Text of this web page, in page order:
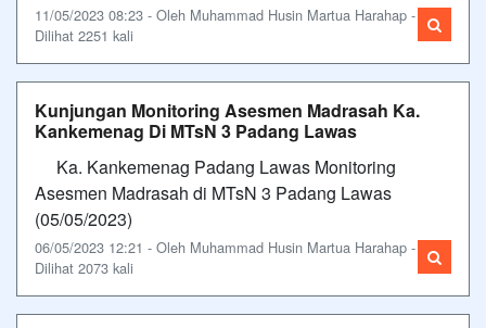
11/05/2023 08:23 - Oleh Muhammad Husin Martua Harahap -
Dilihat 2251 kali
Kunjungan Monitoring Asesmen Madrasah Ka.
Kankemenag Di MTsN 3 Padang Lawas
Ka. Kankemenag Padang Lawas Monitoring
Asesmen Madrasah di MTsN 3 Padang Lawas
(05/05/2023)
06/05/2023 12:21 - Oleh Muhammad Husin Martua Harahap -
Dilihat 2073 kali